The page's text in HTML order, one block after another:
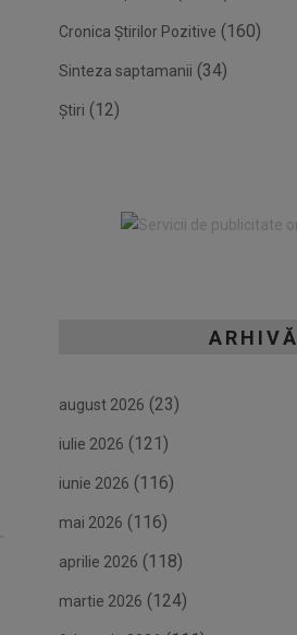
Cronica Știrilor Pozitive (160)
Sinteza saptamanii (34)
Știri (12)
ARHIVĂ
august 2026 (23)
iulie 2026 (121)
iunie 2026 (116)
mai 2026 (116)
aprilie 2026 (118)
martie 2026 (124)